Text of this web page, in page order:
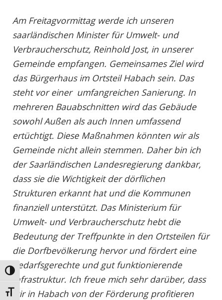
Umschalten auf hohe Kontraste
Schrift vergrößern
Am Freitagvormittag werde ich unseren
saarländischen Minister für Umwelt- und
Verbraucherschutz, Reinhold Jost, in unserer
Gemeinde empfangen. Gemeinsames Ziel wird
das Bürgerhaus im Ortsteil Habach sein. Das
steht vor einer umfangreichen Sanierung. In
mehreren Bauabschnitten wird das Gebäude
sowohl Außen als auch Innen umfassend
ertüchtigt. Diese Maßnahmen könnten wir als
Gemeinde nicht allein stemmen. Daher bin ich
der Saarländischen Landesregierung dankbar,
dass sie die Wichtigkeit der dörflichen
Strukturen erkannt hat und die Kommunen
finanziell unterstützt. Das Ministerium für
Umwelt- und Verbraucherschutz hebt die
Bedeutung der Treffpunkte in den Ortsteilen für
die Dorfbevölkerung hervor und fördert eine
bedarfsgerechte und gut funktionierende
Infrastruktur. Ich freue mich sehr darüber, dass
wir in Habach von der Förderung profitieren